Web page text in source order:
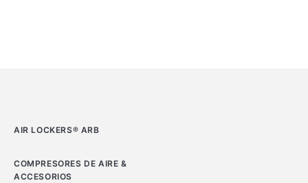
AIR LOCKERS® ARB
COMPRESORES DE AIRE &
ACCESORIOS